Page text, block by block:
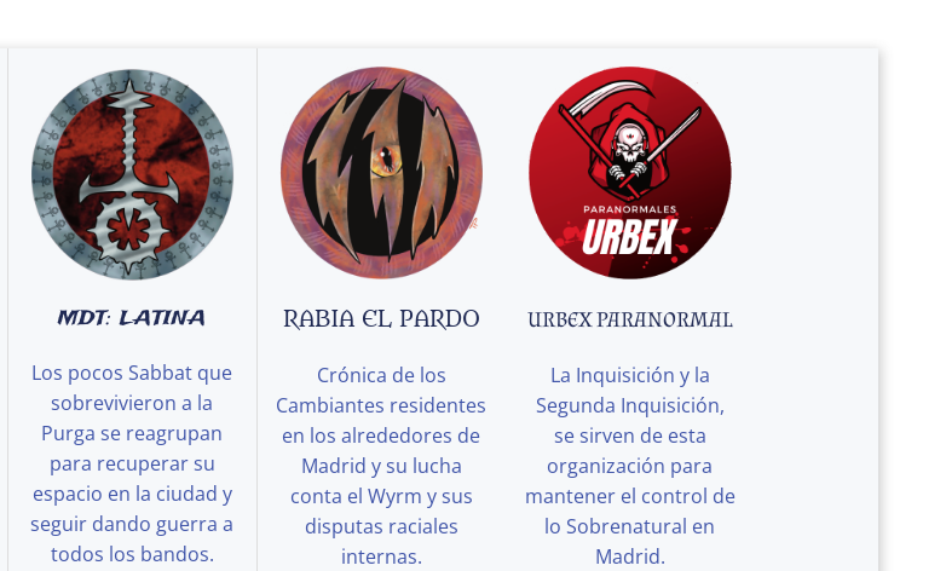
MDT: LATINA
Los pocos Sabbat que
sobrevivieron a la
Purga se reagrupan
para recuperar su
espacio en la ciudad y
seguir dando guerra a
todos los bandos.
RABIA EL PARDO
Crónica de los
Cambiantes residentes
en los alrededores de
Madrid y su lucha
conta el Wyrm y sus
disputas raciales
internas.
URBEX PARANORMAL
La Inquisición y la
Segunda Inquisición,
se sirven de esta
organización para
mantener el control de
lo Sobrenatural en
Madrid.